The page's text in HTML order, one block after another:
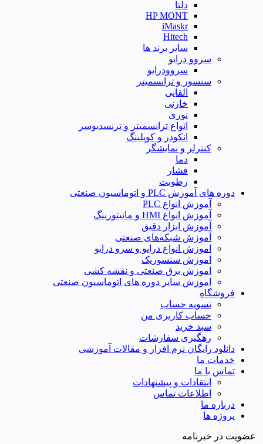
دلتا
HP MONT
iMaskr
Hitech
سایر برند ها
سروو درایو
سروودرایو
سنسور و ترانسمیتر
القایی
خازنی
نوری
انواع ترانسمیتر و ترنسدیوسر
انکودر و کوپلینگ
کنترلر و نمایشگر
دما
فشار
رطوبت
دوره های آموزش PLC و اتوماسیون صنعتی
آموزش انواع PLC
آموزش انواع HMI و مانیتورینگ
آموزش ابزار دقیق
آموزش شبکه‌های صنعتی
اموزش انواع درایو و سرو درایو
اموزش سنسوریک
اموزش برق صنعتی و نقشه کشی
اموزش سایر دوره های اتوماسیون صنعتی
فروشگاه
تسویه حساب
حساب کاربری من
سبد خرید
رهگیری سفارشات
دانلود رایگان نرم افزار و مقالات آموزشی
خدمات ما
تماس با ما
انتقادات و پیشنهادات
اطلاعات تماس
درباره ما
پروژه ها
عضویت در خبرنامه